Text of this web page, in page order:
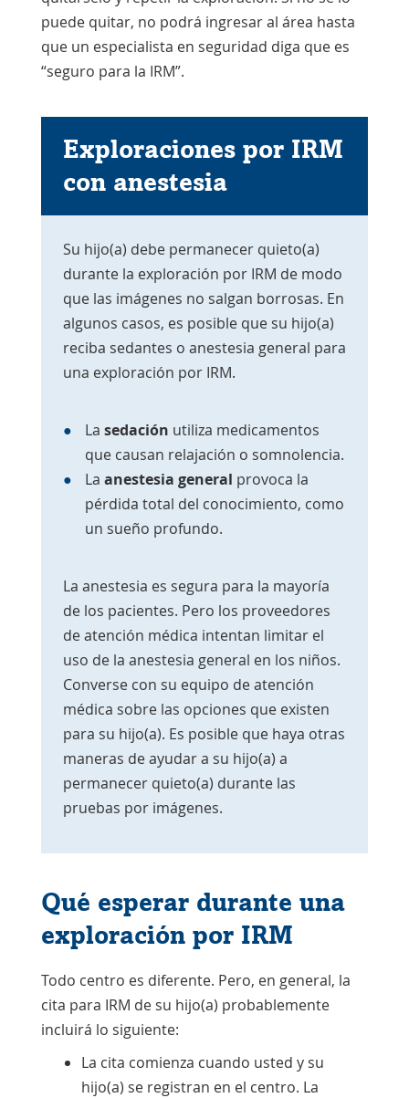
puede quitar, no podrá ingresar al área hasta
que un especialista en seguridad diga que es
“seguro para la IRM”.
Exploraciones por IRM
con anestesia
Su hijo(a) debe permanecer quieto(a)
durante la exploración por IRM de modo
que las imágenes no salgan borrosas. En
algunos casos, es posible que su hijo(a)
reciba sedantes o anestesia general para
una exploración por IRM.
La sedación utiliza medicamentos
que causan relajación o somnolencia.
La anestesia general provoca la
pérdida total del conocimiento, como
un sueño profundo.
La anestesia es segura para la mayoría
de los pacientes. Pero los proveedores
de atención médica intentan limitar el
uso de la anestesia general en los niños.
Converse con su equipo de atención
médica sobre las opciones que existen
para su hijo(a). Es posible que haya otras
maneras de ayudar a su hijo(a) a
permanecer quieto(a) durante las
pruebas por imágenes.
Qué esperar durante una
exploración por IRM
Todo centro es diferente. Pero, en general, la
cita para IRM de su hijo(a) probablemente
incluirá lo siguiente:
La cita comienza cuando usted y su
hijo(a) se registran en el centro. La